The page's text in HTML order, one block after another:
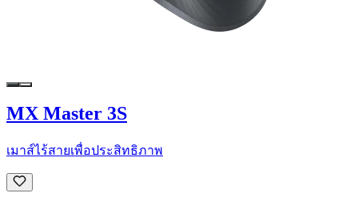
MX Master 3S
เมาส์ไร้สายเพื่อประสิทธิภาพ